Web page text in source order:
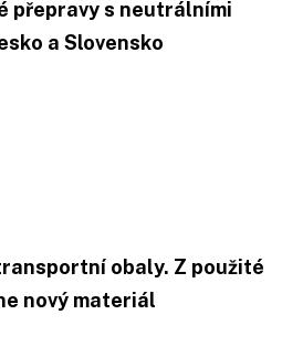
přepravy s neutrálními
a Slovensko
obaly. Z použité
nový materiál